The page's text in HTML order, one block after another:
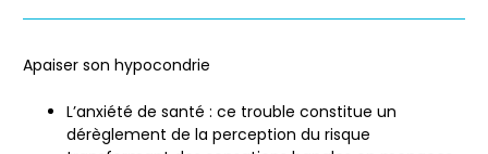
Apaiser son hypocondrie
L’anxiété de santé : ce trouble constitue un
dérèglement de la perception du risque